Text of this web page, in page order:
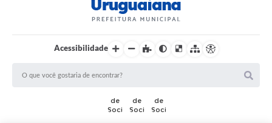
Acessibilidade